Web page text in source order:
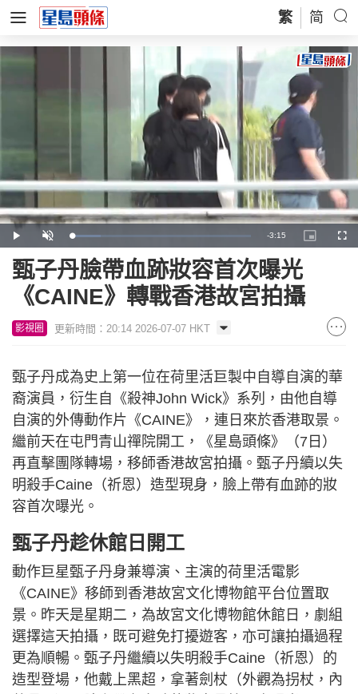
繁 简
Play Unmute Loaded:
16.18%
Remaining
Time
-3:15
Picture-
in-
甄子丹臉帶血跡妝容首次曝光
《CAINE》轉戰香港故宮拍攝
影視圈 更新時間：20:14 2026-07-07 HKT
甄子丹成為史上第一位在荷里活巨製中自導自演的華
裔演員，衍生自《殺神John Wick》系列，由他自導
自演的外傳動作片《CAINE》，連日來於香港取景。
繼前天在屯門青山禪院開工，《星島頭條》（7日）
再直擊團隊轉場，移師香港故宮拍攝。甄子丹續以失
明殺手Caine（祈恩）造型現身，臉上帶有血跡的妝
容首次曝光。
甄子丹趁休館日開工
動作巨星甄子丹身兼導演、主演的荷里活電影
《CAINE》移師到香港故宮文化博物館平台位置取
景。昨天是星期二，為故宮文化博物館休館日，劇組
選擇這天拍攝，既可避免打擾遊客，亦可讓拍攝過程
更為順暢。甄子丹繼續以失明殺手Caine（祈恩）的
造型登場，他戴上黑超，拿著劍杖（外觀為拐杖，內